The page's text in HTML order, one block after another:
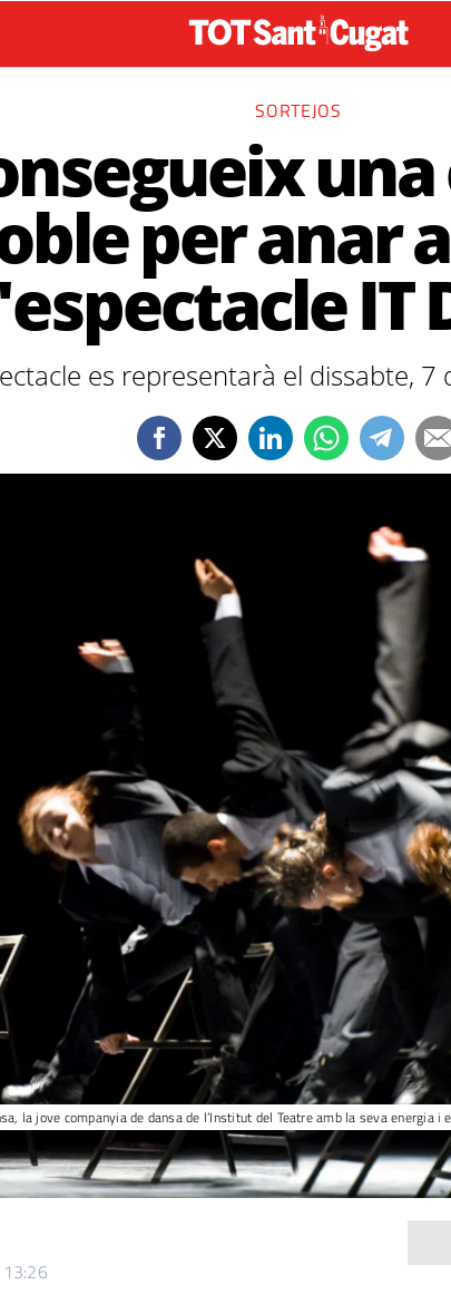
SORTEJOS
per anar
IT
es representarà el dissabte, 7
la jove companyia de dansa de l’Institut del Teatre amb la seva energia i